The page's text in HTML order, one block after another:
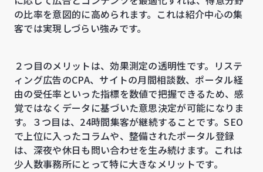
の比率を意図的に高められます。これは紹介中心の集
客では実現しづらい強みです。
２つ目のメリットは、効果測定の透明性です。リステ
ィング広告のCPA、サイトの月間相談数、ポータル経
由の受任率といった指標を数値で把握できるため、感
覚ではなくデータに基づいた意思決定が可能になりま
す。３つ目は、24時間集客が継続することです。SEO
で上位に入ったコラムや、整備されたポータル登録
は、深夜や休日も問い合わせを生み続けます。これは
少人数事務所にとって特に大きなメリットです。